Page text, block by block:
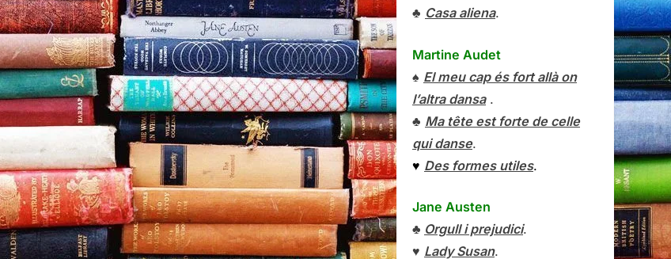
♣ Casa aliena.
Martine Audet
♠ El meu cap és fort allà on
l’altra dansa.
♣ Ma tête est forte de celle
qui danse.
♥ Des formes utiles.
Jane Austen
♣ Orgull i prejudici.
♥ Lady Susan.